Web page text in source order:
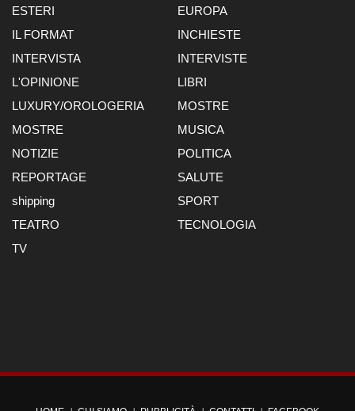
ESTERI
EUROPA
IL FORMAT
INCHIESTE
INTERVISTA
INTERVISTE
L'OPINIONE
LIBRI
LUXURY/OROLOGERIA
MOSTRE
MOSTRE
MUSICA
NOTIZIE
POLITICA
REPORTAGE
SALUTE
shipping
SPORT
TEATRO
TECNOLOGIA
TV